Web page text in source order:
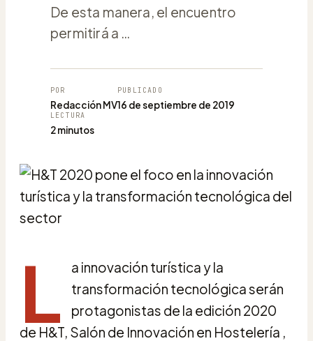
De esta manera, el encuentro
permitirá a …
POR
Redacción MV
PUBLICADO
16 de septiembre de 2019
LECTURA
2 minutos
L
a innovación turística y la
transformación tecnológica serán
protagonistas de la edición 2020
de H&T, Salón de Innovación en Hostelería ,